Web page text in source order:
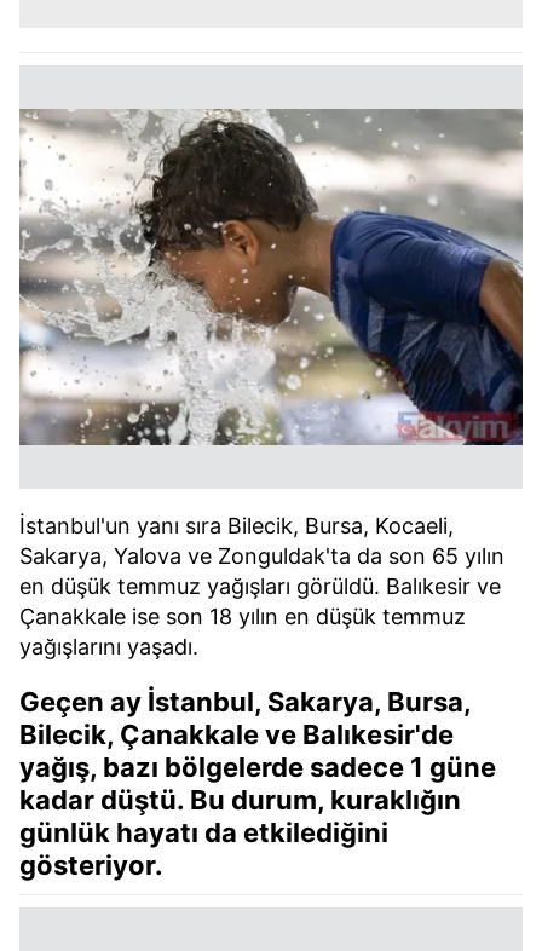
İstanbul'un yanı sıra Bilecik, Bursa, Kocaeli,
Sakarya, Yalova ve Zonguldak'ta da son 65 yılın
en düşük temmuz yağışları görüldü. Balıkesir ve
Çanakkale ise son 18 yılın en düşük temmuz
yağışlarını yaşadı.
Geçen ay İstanbul, Sakarya, Bursa,
Bilecik, Çanakkale ve Balıkesir'de
yağış, bazı bölgelerde sadece 1 güne
kadar düştü. Bu durum, kuraklığın
günlük hayatı da etkilediğini
gösteriyor.